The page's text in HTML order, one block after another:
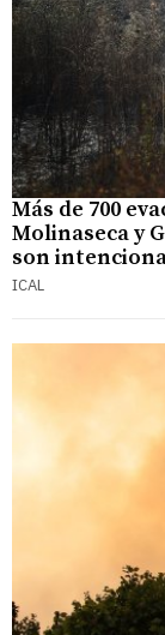
Más de 700
Molinaseca y
son
ICAL